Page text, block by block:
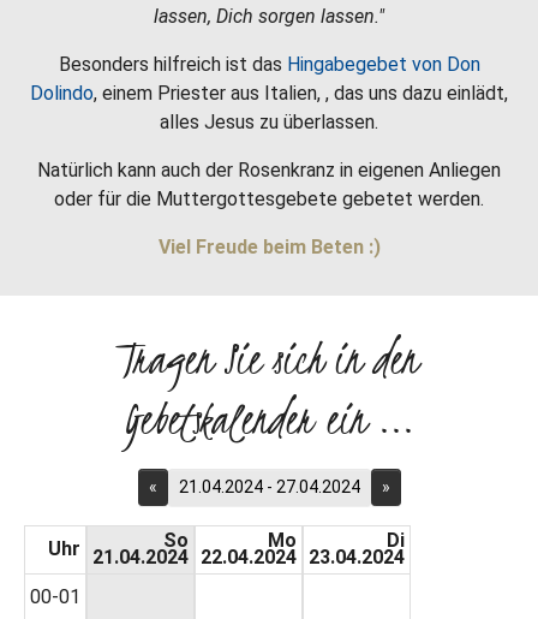
lassen, Dich sorgen lassen."
Besonders hilfreich ist das Hingabegebet von Don
Dolindo, einem Priester aus Italien, , das uns dazu einlädt,
alles Jesus zu überlassen.
Natürlich kann auch der Rosenkranz in eigenen Anliegen
oder für die Muttergottesgebete gebetet werden.
Viel Freude beim Beten :)
Tragen Sie sich in den
Gebetskalender ein ...
« 21.04.2024 - 27.04.2024 »
Uhr
00-01
So
21.04.2024
Mo
22.04.2024
Di
23.04.2024